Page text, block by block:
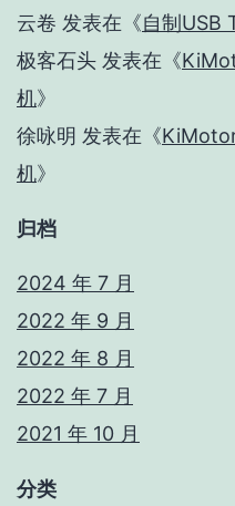
云卷 发表在《自制USB
极客石头 发表在《
机》
徐咏明 发表在《
机》
归档
2024 年 7 月
2022 年 9 月
2022 年 8 月
2022 年 7 月
2021 年 10 月
分类